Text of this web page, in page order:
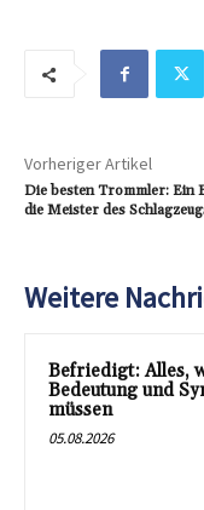
Vorheriger Artikel
Die besten Trommler: Ein
die Meister des
Weitere
Befriedigt: Alles,
Bedeutung und
müssen
05.08.2026